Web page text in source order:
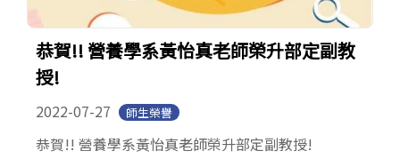
恭賀!! 營養學系黃怡真老師榮升部定副教
授!
2022-07-27 師生榮譽
恭賀!! 營養學系黃怡真老師榮升部定副教授!